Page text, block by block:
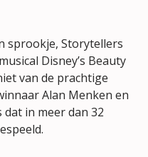
sprookje, Storytellers
Disney’s Beauty
van de prachtige
Alan Menken en
dat in meer dan 32